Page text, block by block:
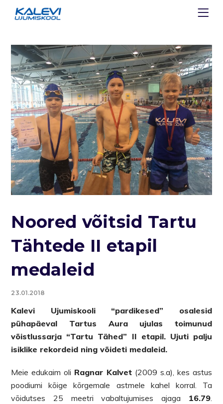
Noored võitsid Tartu
Tähtede II etapil
medaleid
23.01.2018
Kalevi Ujumiskooli “pardikesed” osalesid
pühapäeval Tartus Aura ujulas toimunud
võistlussarja “Tartu Tähed” II etapil. Ujuti palju
isiklike rekordeid ning võideti medaleid.
Meie edukaim oli Ragnar Kalvet (2009 s.a), kes astus
poodiumi kõige kõrgemale astmele kahel korral. Ta
võidutses 25 meetri vabaltujumises ajaga 16.79.